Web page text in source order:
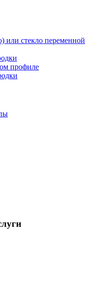
или стекло переменной
профиле